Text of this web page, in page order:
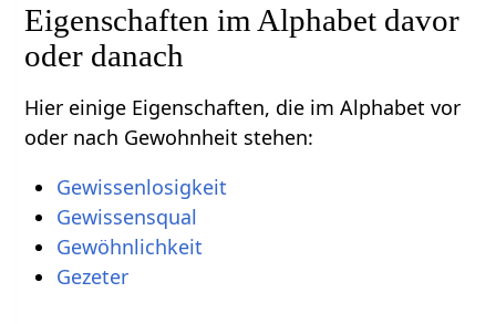
Eigenschaften im Alphabet davor
oder danach
Hier einige Eigenschaften, die im Alphabet vor
oder nach Gewohnheit stehen:
Gewissenlosigkeit
Gewissensqual
Gewöhnlichkeit
Gezeter